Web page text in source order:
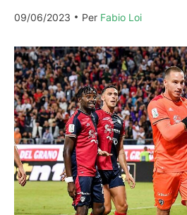
09/06/2023
Per Fabio Loi